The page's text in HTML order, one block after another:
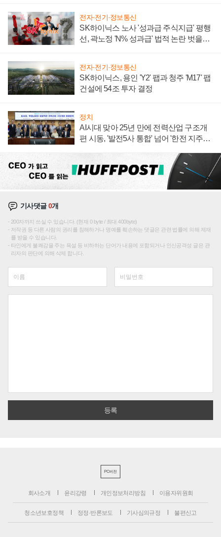
전자·전기·정보통신
SK하이닉스 노사 '성과급 주식지급' 평행
선, 곽노정 'N% 성과급' 법적 논란 벗을지
전자·전기·정보통신
SK하이닉스, 용인 'Y2' 팹과 청주 'M17' 팹
건설에 54조 투자 결정
정치
AI시대 맞아 25년 만에 전력산업 구조개
편 시동, '발전5사 통합' 넘어 '한전 지주사'
기사댓글0개
200자까지 쓰실 수 있습니다. (현재 0 byte / 최대 400byte)
저작권 등 다른 사람의 권리를 침해하거나 명예를 훼손하는 댓글은 관련 법률에 의해 제재
를 받을 수 있습니다.
타인에게 불쾌감을 주는 욕설 등 비하하는 단어가 내용에 포함되거나 인신공격성 글은 관
리자의 판단에 의해 삭제 합니다.
PC버전
회사소개 윤리강령 개인정보처리방침 이용자위원회
청소년보호정책 정정·반론보도 기사심의규정 불편신고